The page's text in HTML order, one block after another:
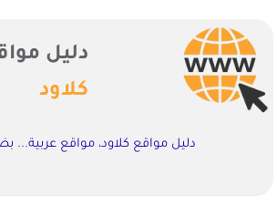
دليل
كلاود
دليل مواقع كلاود، مواقع عربية...